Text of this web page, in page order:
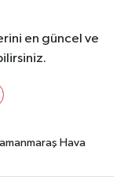
en güncel ve
Hava